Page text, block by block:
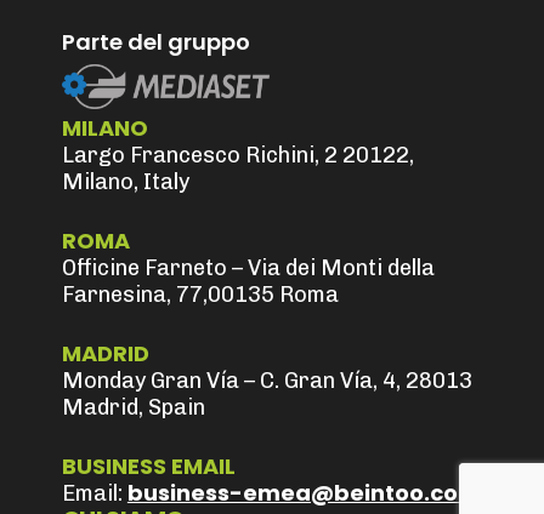
Parte del gruppo
MILANO
Largo Francesco Richini, 2 20122,
Milano, Italy
ROMA
Officine Farneto – Via dei Monti della
Farnesina, 77,00135 Roma
MADRID
Monday Gran Vía – C. Gran Vía, 4, 28013
Madrid, Spain
BUSINESS EMAIL
Email: business-emea@beintoo.com